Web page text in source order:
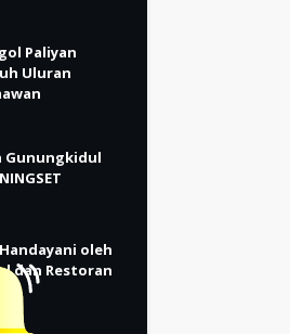
Paliyan
Uluran
Gunungkidul
oleh
dan Restoran